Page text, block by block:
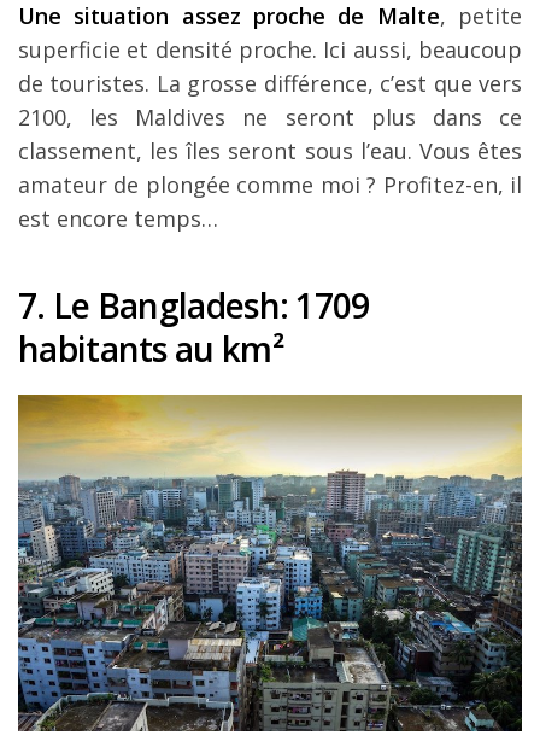
Une situation assez proche de Malte, petite
superficie et densité proche. Ici aussi, beaucoup
de touristes. La grosse différence, c’est que vers
2100, les Maldives ne seront plus dans ce
classement, les îles seront sous l’eau. Vous êtes
amateur de plongée comme moi ? Profitez-en, il
est encore temps…
7. Le Bangladesh: 1709
habitants au km²